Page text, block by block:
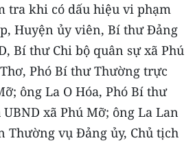
tra khi có dấu hiệu vi phạm
Huyện ủy viên, Bí thư Đảng
Bí thư Chi bộ quân sự xã Phú
Phó Bí thư Thường trực
ông La O Hóa, Phó Bí thư
xã Phú Mỡ; ông La Lan
Thường vụ Đảng ủy, Chủ tịch